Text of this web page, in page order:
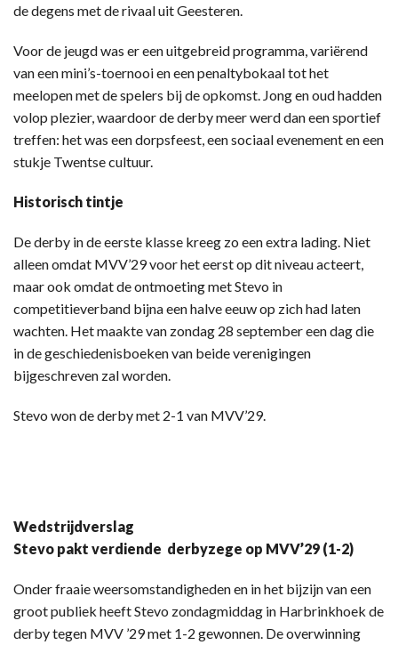
de degens met de rivaal uit Geesteren.
Voor de jeugd was er een uitgebreid programma, variërend
van een mini’s-toernooi en een penaltybokaal tot het
meelopen met de spelers bij de opkomst. Jong en oud hadden
volop plezier, waardoor de derby meer werd dan een sportief
treffen: het was een dorpsfeest, een sociaal evenement en een
stukje Twentse cultuur.
Historisch tintje
De derby in de eerste klasse kreeg zo een extra lading. Niet
alleen omdat MVV’29 voor het eerst op dit niveau acteert,
maar ook omdat de ontmoeting met Stevo in
competitieverband bijna een halve eeuw op zich had laten
wachten. Het maakte van zondag 28 september een dag die
in de geschiedenisboeken van beide verenigingen
bijgeschreven zal worden.
Stevo won de derby met 2-1 van MVV’29.
Wedstrijdverslag
Stevo pakt verdiende derbyzege op MVV’29 (1-2)
Onder fraaie weersomstandigheden en in het bijzijn van een
groot publiek heeft Stevo zondagmiddag in Harbrinkhoek de
derby tegen MVV ’29 met 1-2 gewonnen. De overwinning